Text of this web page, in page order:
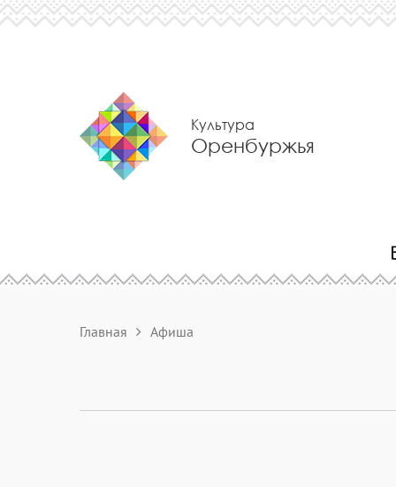
Культура
Оренбуржья
Главная Афиша